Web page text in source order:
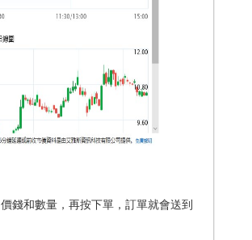
錢和數量，再按下單，訂單就會送到